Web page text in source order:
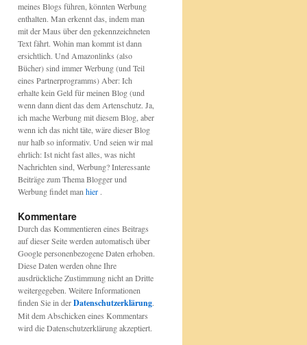
meines Blogs führen, könnten Werbung
enthalten. Man erkennt das, indem man
mit der Maus über den gekennzeichneten
Text fährt. Wohin man kommt ist dann
ersichtlich. Und Amazonlinks (also
Bücher) sind immer Werbung (und Teil
eines Partnerprogramms) Aber: Ich
erhalte kein Geld für meinen Blog (und
wenn dann dient das dem Artenschutz. Ja,
ich mache Werbung mit diesem Blog, aber
wenn ich das nicht täte, wäre dieser Blog
nur halb so informativ. Und seien wir mal
ehrlich: Ist nicht fast alles, was nicht
Nachrichten sind, Werbung? Interessante
Beiträge zum Thema Blogger und
Werbung findet man hier .
Kommentare
Durch das Kommentieren eines Beitrags
auf dieser Seite werden automatisch über
Google personenbezogene Daten erhoben.
Diese Daten werden ohne Ihre
ausdrückliche Zustimmung nicht an Dritte
weitergegeben. Weitere Informationen
finden Sie in derDatenschutzerklärung.
Mit dem Abschicken eines Kommentars
wird die Datenschutzerklärung akzeptiert.